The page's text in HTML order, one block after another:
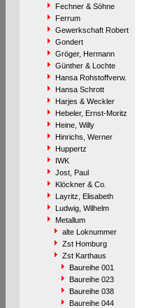
Fechner & Söhne
Ferrum
Gewerkschaft Robert
Gondert
Gröger, Hermann
Günther & Lochte
Hansa Rohstoffverw.
Hansa Schrott
Harjes & Weckler
Hebeler, Ernst-Moritz
Heine, Willy
Hinrichs, Werner
Huppertz
IWK
Jost, Paul
Klöckner & Co.
Layritz, Elisabeth
Ludwig, Wilhelm
Metallum
alte Loknummer
Zst Homburg
Zst Karthaus
Baureihe 001
Baureihe 023
Baureihe 038
Baureihe 044